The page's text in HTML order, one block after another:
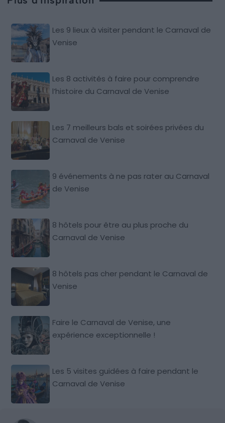
Les 9 lieux à visiter pendant le Carnaval de
Venise
Les 8 activités à faire pour comprendre
l’histoire du Carnaval de Venise
Les 7 meilleurs bals et soirées privées du
Carnaval de Venise
9 événements à ne pas rater au Carnaval
de Venise
8 hôtels pour être au plus proche du
Carnaval de Venise
8 hôtels pas cher pendant le Carnaval de
Venise
Faire le Carnaval de Venise, une
expérience exceptionnelle !
Les 5 visites guidées à faire pendant le
Carnaval de Venise